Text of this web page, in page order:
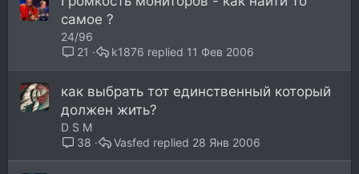
самое ?
24/96
21
11 Фев 2006
k1876
как выбрать тот единственный который
должен жить?
D S M
38
28 Янв 2006
Vasfed